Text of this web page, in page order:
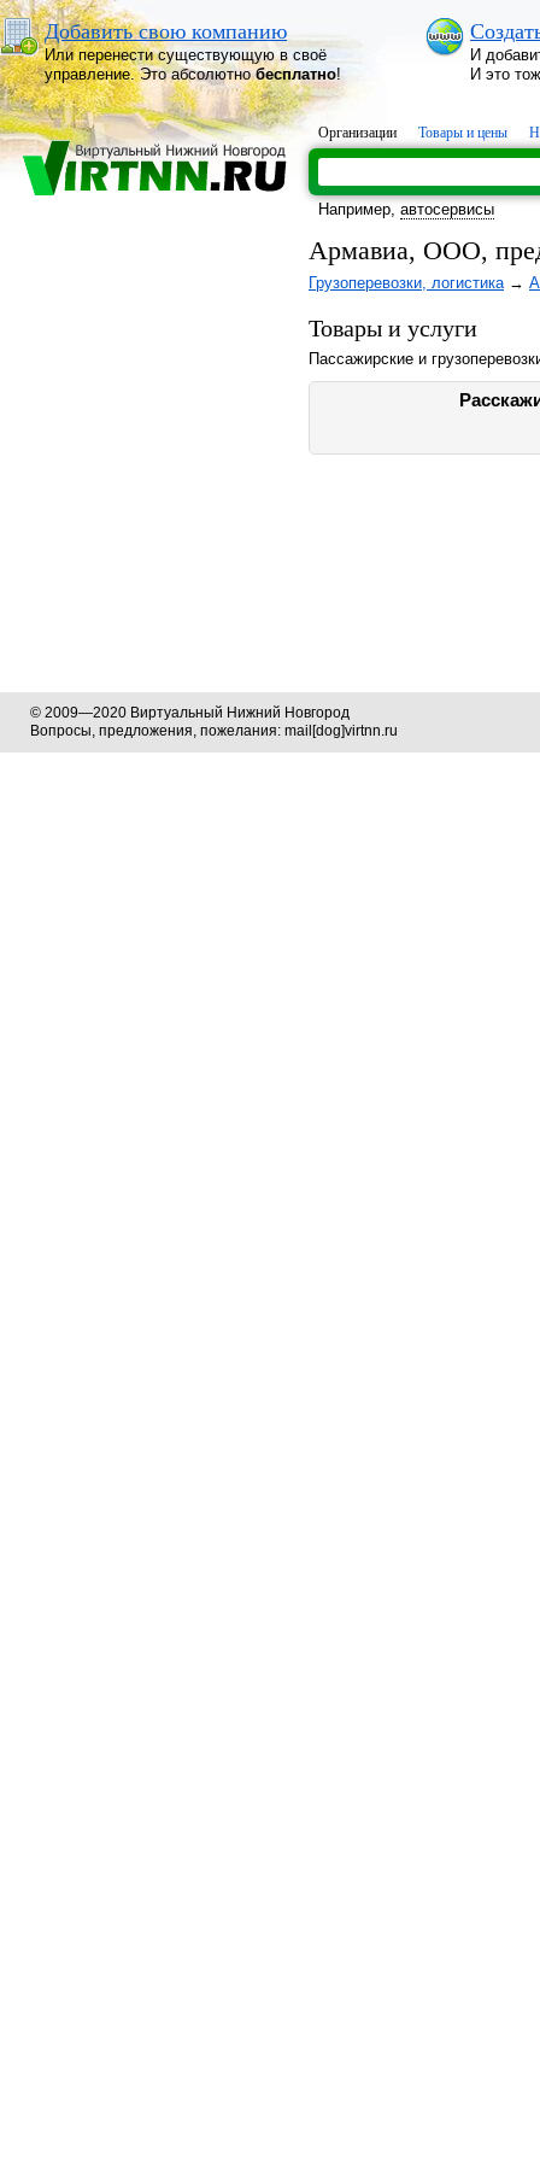
Добавить свою компанию
Или перенести существующую в своё
управление. Это абсолютнобесплатно!
И
И это
Организации Товары и цены
Например, автосервисы
Армавиа, ООО,
Грузоперевозки, логистика→
Товары и услуги
Пассажирские и
© 2009—2020 Виртуальный Нижний Новгород
Вопросы, предложения, пожелания: mail[dog]virtnn.ru